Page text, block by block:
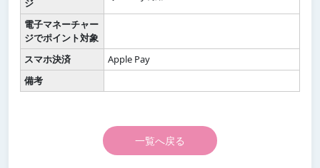
電子マネーチャー
ジでポイント対象
スマホ決済
Apple Pay
備考
一覧へ戻る